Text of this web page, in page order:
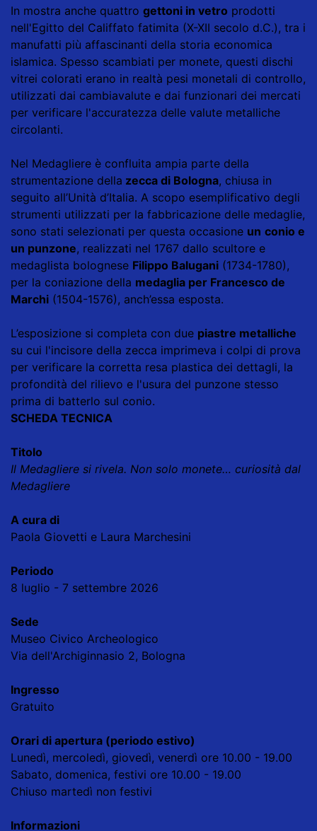
In mostra anche quattro gettoni in vetro prodotti
nell'Egitto del Califfato fatimita (X-XII secolo d.C.), tra i
manufatti più affascinanti della storia economica
islamica. Spesso scambiati per monete, questi dischi
vitrei colorati erano in realtà pesi monetali di controllo,
utilizzati dai cambiavalute e dai funzionari dei mercati
per verificare l'accuratezza delle valute metalliche
circolanti.
Nel Medagliere è confluita ampia parte della
strumentazione della zecca di Bologna, chiusa in
seguito all’Unità d’Italia. A scopo esemplificativo degli
strumenti utilizzati per la fabbricazione delle medaglie,
sono stati selezionati per questa occasione un conio e
un punzone, realizzati nel 1767 dallo scultore e
medaglista bolognese Filippo Balugani (1734-1780),
per la coniazione della medaglia per Francesco de
Marchi (1504-1576), anch’essa esposta.
L’esposizione si completa con due piastre metalliche
su cui l'incisore della zecca imprimeva i colpi di prova
per verificare la corretta resa plastica dei dettagli, la
profondità del rilievo e l'usura del punzone stesso
prima di batterlo sul conio.
SCHEDA TECNICA
Titolo
Il Medagliere si rivela. Non solo monete… curiosità dal
Medagliere
A cura di
Paola Giovetti e Laura Marchesini
Periodo
8 luglio - 7 settembre 2026
Sede
Museo Civico Archeologico
Via dell'Archiginnasio 2, Bologna
Ingresso
Gratuito
Orari di apertura (periodo estivo)
Lunedì, mercoledì, giovedì, venerdì ore 10.00 - 19.00
Sabato, domenica, festivi ore 10.00 - 19.00
Chiuso martedì non festivi
Informazioni